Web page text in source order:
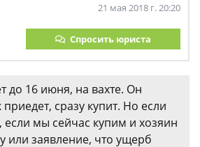
21 мая 2018 г. 20:20
Спросить юриста
до 16 июня, на вахте. Он
сразу купит. Но если
если мы сейчас купим и хозяин
или заявление, что ущерб